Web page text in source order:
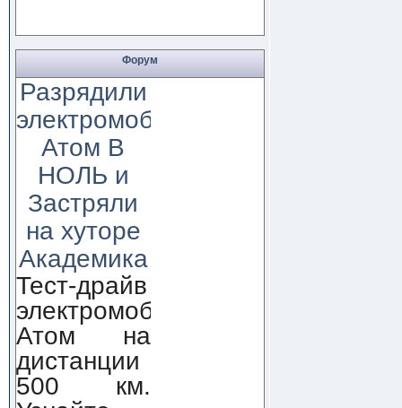
Форум
Разрядили
электромобиль
Атом В
НОЛЬ и
Застряли
на хуторе
Академика
Тест-драйв
электромобиля
Атом на
дистанции
500 км.